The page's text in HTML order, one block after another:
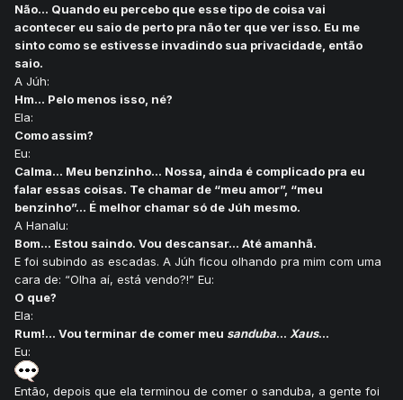
Não... Quando eu percebo que esse tipo de coisa vai
acontecer eu saio de perto pra não ter que ver isso. Eu me
sinto como se estivesse invadindo sua privacidade, então
saio.
A Júh:
Hm... Pelo menos isso, né?
Ela:
Como assim?
Eu:
Calma... Meu benzinho... Nossa, ainda é complicado pra eu
falar essas coisas. Te chamar de “meu amor”, “meu
benzinho”... É melhor chamar só de Júh mesmo.
A Hanalu:
Bom... Estou saindo. Vou descansar... Até amanhã.
E foi subindo as escadas. A Júh ficou olhando pra mim com uma
cara de: “Olha aí, está vendo?!” Eu:
O que?
Ela:
Rum!... Vou terminar de comer meu sanduba... Xaus...
Eu:
Então, depois que ela terminou de comer o sanduba, a gente foi